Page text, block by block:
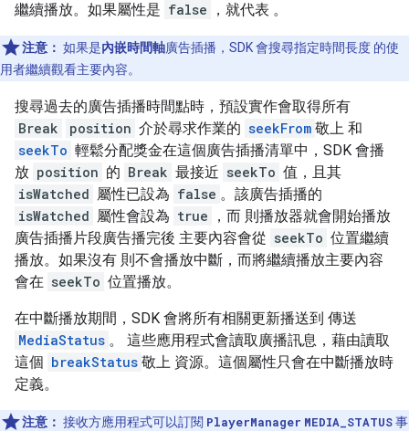
繼續播放。如果屬性是 false ，就代表 。
注意： 如果是內嵌時間軸廣告插播，SDK 會搜尋指定時間長度 的使
用者繼續觀看主要內容。
搜尋過去的廣告插播時間點時，預設實作會取得所有
Break
position 介於尋求作業的 seekFrom 敬上 和
seekTo 輕鬆分配獎金在這個廣告插播清單中，SDK 會播
放 position 的 Break 最接近 seekTo 值，且其
isWatched 屬性已設為 false 。該廣告插播的
isWatched 屬性會設為 true
，而 則播放器就會開始播放
廣告插播片段廣告播完後 主要內容會從 seekTo 位置繼續
播放。如果沒有 則不會播放中斷，而將繼續播放主要內容
會在 seekTo 位置播放。
在中斷播放期間，SDK 會將所有相關更新播送到 傳送
MediaStatus 。 這些應用程式會讀取廣播訊息，藉由讀取
這個 breakStatus 敬上 資源。這個屬性只會在中斷播放時
定義。
注意： 接收方應用程式可以訂閱 PlayerManager MEDIA_STATUS事